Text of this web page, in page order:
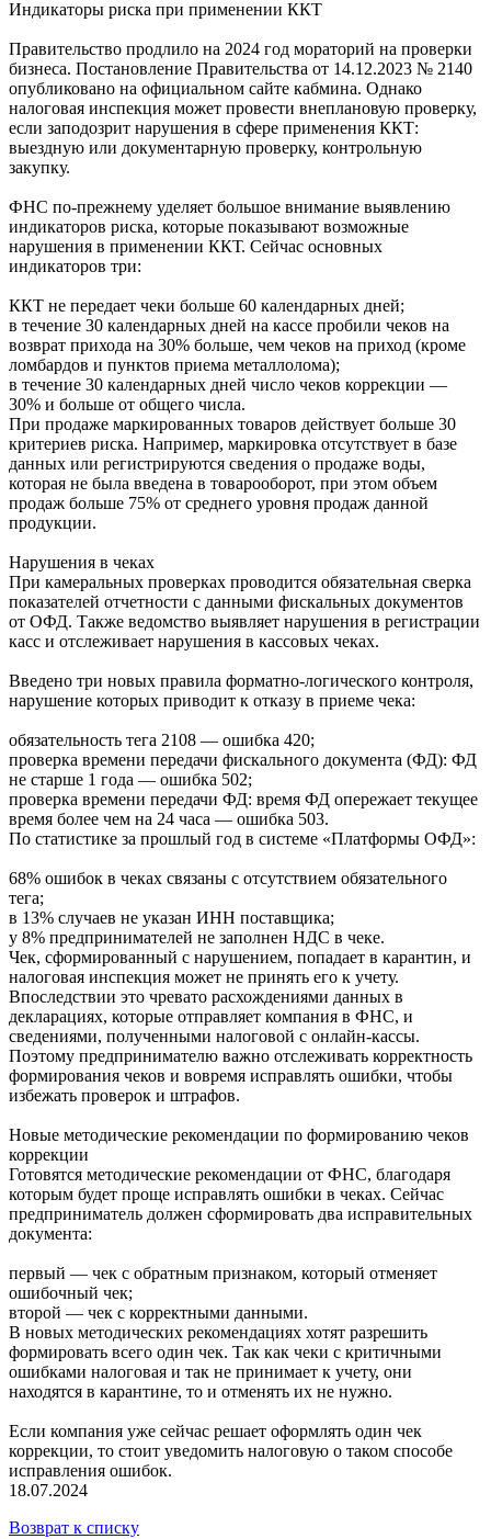
Индикаторы риска при применении ККТ
Правительство продлило на 2024 год мораторий на проверки
бизнеса. Постановление Правительства от 14.12.2023 № 2140
опубликовано на официальном сайте кабмина. Однако
налоговая инспекция может провести внеплановую проверку,
если заподозрит нарушения в сфере применения ККТ:
выездную или документарную проверку, контрольную
закупку.
ФНС по-прежнему уделяет большое внимание выявлению
индикаторов риска, которые показывают возможные
нарушения в применении ККТ. Сейчас основных
индикаторов три:
ККТ не передает чеки больше 60 календарных дней;
в течение 30 календарных дней на кассе пробили чеков на
возврат прихода на 30% больше, чем чеков на приход (кроме
ломбардов и пунктов приема металлолома);
в течение 30 календарных дней число чеков коррекции —
30% и больше от общего числа.
При продаже маркированных товаров действует больше 30
критериев риска. Например, маркировка отсутствует в базе
данных или регистрируются сведения о продаже воды,
которая не была введена в товарооборот, при этом объем
продаж больше 75% от среднего уровня продаж данной
продукции.
Нарушения в чеках
При камеральных проверках проводится обязательная сверка
показателей отчетности с данными фискальных документов
от ОФД. Также ведомство выявляет нарушения в регистрации
касс и отслеживает нарушения в кассовых чеках.
Введено три новых правила форматно-логического контроля,
нарушение которых приводит к отказу в приеме чека:
обязательность тега 2108 — ошибка 420;
проверка времени передачи фискального документа (ФД): ФД
не старше 1 года — ошибка 502;
проверка времени передачи ФД: время ФД опережает текущее
время более чем на 24 часа — ошибка 503.
По статистике за прошлый год в системе «Платформы ОФД»:
68% ошибок в чеках связаны с отсутствием обязательного
тега;
в 13% случаев не указан ИНН поставщика;
у 8% предпринимателей не заполнен НДС в чеке.
Чек, сформированный с нарушением, попадает в карантин, и
налоговая инспекция может не принять его к учету.
Впоследствии это чревато расхождениями данных в
декларациях, которые отправляет компания в ФНС, и
сведениями, полученными налоговой с онлайн-кассы.
Поэтому предпринимателю важно отслеживать корректность
формирования чеков и вовремя исправлять ошибки, чтобы
избежать проверок и штрафов.
Новые методические рекомендации по формированию чеков
коррекции
Готовятся методические рекомендации от ФНС, благодаря
которым будет проще исправлять ошибки в чеках. Сейчас
предприниматель должен сформировать два исправительных
документа:
первый — чек с обратным признаком, который отменяет
ошибочный чек;
второй — чек с корректными данными.
В новых методических рекомендациях хотят разрешить
формировать всего один чек. Так как чеки с критичными
ошибками налоговая и так не принимает к учету, они
находятся в карантине, то и отменять их не нужно.
Если компания уже сейчас решает оформлять один чек
коррекции, то стоит уведомить налоговую о таком способе
исправления ошибок.
18.07.2024
Возврат к списку